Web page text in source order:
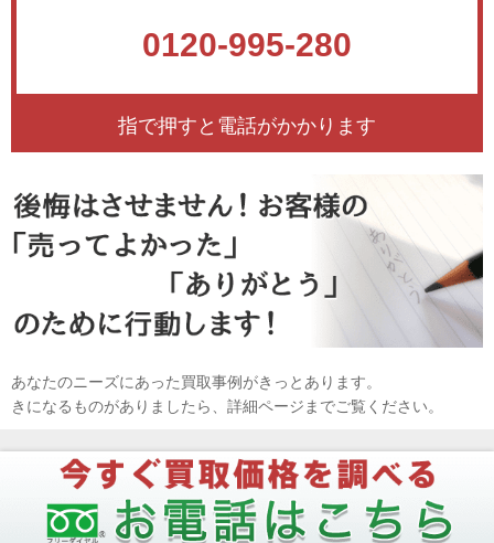
0120-995-280
指で押すと電話がかかります
あなたのニーズにあった買取事例がきっとあります。
きになるものがありましたら、詳細ページまでご覧ください。